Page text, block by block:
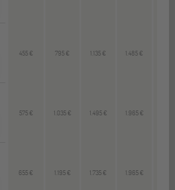
455 € 795 € 1.135 € 1.485 €
575 € 1.035 € 1.495 € 1.965 €
655 € 1.195 € 1.735 € 1.965 €